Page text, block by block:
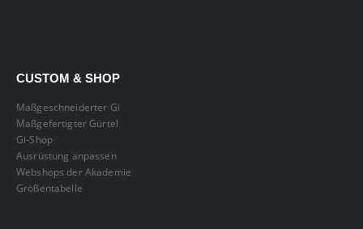
CUSTOM & SHOP
Maßgeschneiderter Gi
Maßgefertigter Gürtel
Gi-Shop
Ausrüstung anpassen
Webshops der Akademie
Größentabelle